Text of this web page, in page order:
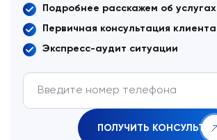
Подробнее расскажем об услугах
Первичная консультация клиента
Экспресс-аудит ситуации